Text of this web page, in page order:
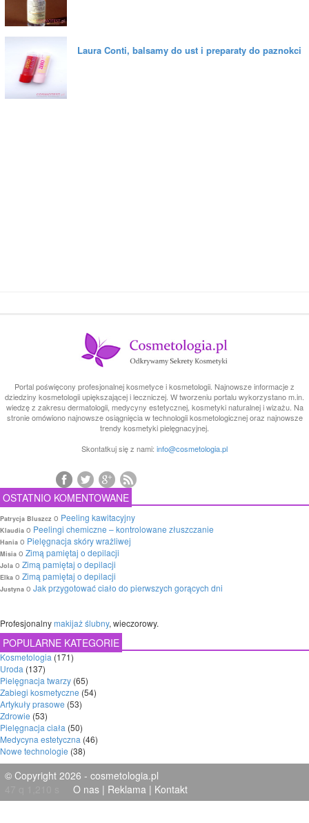
Laura Conti, balsamy do ust i preparaty do paznokci
Portal poświęcony profesjonalnej kosmetyce i kosmetologii. Najnowsze informacje z
dziedziny kosmetologii upiększającej i leczniczej. W tworzeniu portalu wykorzystano m.in.
wiedzę z zakresu dermatologii, medycyny estetycznej, kosmetyki naturalnej i wizażu. Na
stronie omówiono najnowsze osiągnięcia w technologii kosmetologicznej oraz najnowsze
trendy kosmetyki pielęgnacyjnej.
Skontatkuj się z nami: info@cosmetologia.pl
OSTATNIO KOMENTOWANE
Patrycja Bluszcz o Peeling kawitacyjny
Klaudia o Peelingi chemiczne – kontrolowane złuszczanie
Hania o Pielęgnacja skóry wrażliwej
Misia o Zimą pamiętaj o depilacji
Jola o Zimą pamiętaj o depilacji
Elka o Zimą pamiętaj o depilacji
Justyna o Jak przygotować ciało do pierwszych gorących dni
Profesjonalnymakijaż ślubny, wieczorowy.
POPULARNE KATEGORIE
Kosmetologia (171)
Uroda (137)
Pielęgnacja twarzy (65)
Zabiegi kosmetyczne (54)
Artykuły prasowe (53)
Zdrowie (53)
Pielęgnacja ciała (50)
Medycyna estetyczna (46)
Nowe technologie (38)
© Copyright 2026 - cosmetologia.pl
O nas | Reklama | Kontakt